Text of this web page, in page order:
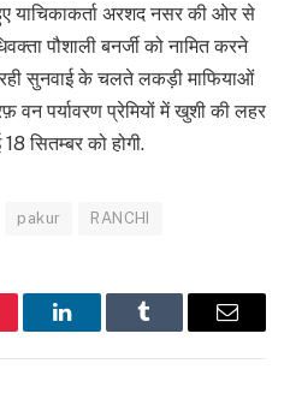
याचिकाकर्ता अरशद नसर की ओर से
पौशाली बनर्जी को नामित करने
सुनवाई के चलते लकड़ी माफियाओं
वन पर्यावरण प्रेमियों में खुशी की लहर
सितम्बर को होगी.
pakur RANCHI
LinkedInTumblr Email